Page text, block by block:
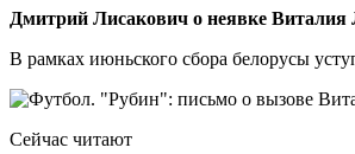
Дмитрий Лисакович о неявке Виталия
В рамках июньского сбора белорусы
Сейчас читают